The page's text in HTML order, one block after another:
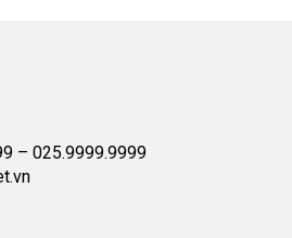
– 025.9999.9999